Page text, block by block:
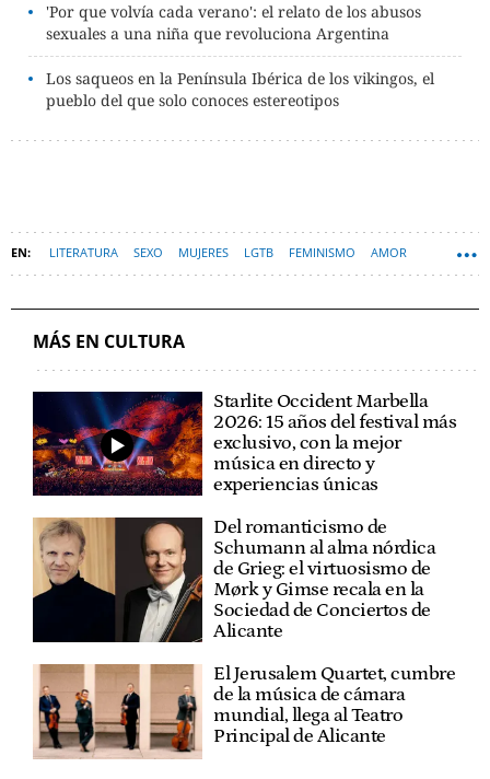
'Por que volvía cada verano': el relato de los abusos
sexuales a una niña que revoluciona Argentina
Los saqueos en la Península Ibérica de los vikingos, el
pueblo del que solo conoces estereotipos
LITERATURA SEXO MUJERES LGTB FEMINISMO AMOR
MÁS EN CULTURA
Starlite Occident Marbella
2026: 15 años del festival más
exclusivo, con la mejor
música en directo y
experiencias únicas
Del romanticismo de
Schumann al alma nórdica
de Grieg: el virtuosismo de
Mørk y Gimse recala en la
Sociedad de Conciertos de
Alicante
El Jerusalem Quartet, cumbre
de la música de cámara
mundial, llega al Teatro
Principal de Alicante